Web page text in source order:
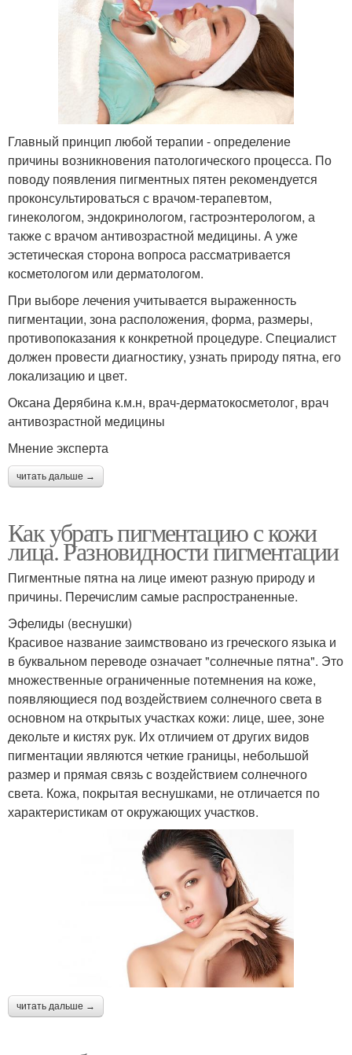
Главный принцип любой терапии - определение
причины возникновения патологического процесса. По
поводу появления пигментных пятен рекомендуется
проконсультироваться с врачом-терапевтом,
гинекологом, эндокринологом, гастроэнтерологом, а
также с врачом антивозрастной медицины. А уже
эстетическая сторона вопроса рассматривается
косметологом или дерматологом.
При выборе лечения учитывается выраженность
пигментации, зона расположения, форма, размеры,
противопоказания к конкретной процедуре. Специалист
должен провести диагностику, узнать природу пятна, его
локализацию и цвет.
Оксана Дерябина к.м.н, врач-дерматокосметолог, врач
антивозрастной медицины
Мнение эксперта
читать дальше →
Как убрать пигментацию с кожи
лица. Разновидности пигментации
Пигментные пятна на лице имеют разную природу и
причины. Перечислим самые распространенные.
Эфелиды (веснушки)
Красивое название заимствовано из греческого языка и
в буквальном переводе означает "солнечные пятна". Это
множественные ограниченные потемнения на коже,
появляющиеся под воздействием солнечного света в
основном на открытых участках кожи: лице, шее, зоне
декольте и кистях рук. Их отличием от других видов
пигментации являются четкие границы, небольшой
размер и прямая связь с воздействием солнечного
света. Кожа, покрытая веснушками, не отличается по
характеристикам от окружающих участков.
читать дальше →